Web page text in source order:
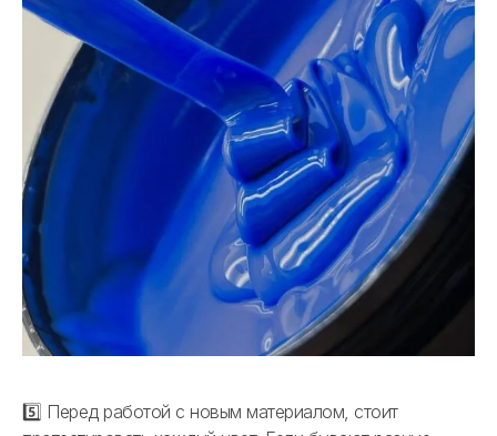
5️⃣ Перед работой с новым материалом, стоит